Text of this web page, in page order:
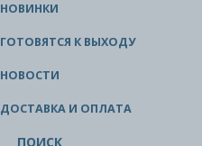
НОВИНКИ
ГОТОВЯТСЯ К ВЫХОДУ
НОВОСТИ
ДОСТАВКА И ОПЛАТА
ПОИСК